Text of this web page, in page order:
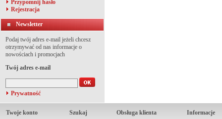
Przypomnij hasło
Rejestracja
Newsletter
Podaj twój adres e-mail jeżeli chcesz
otrzymywać od nas informacje o
nowościach i promocjach
Twój adres e-mail
Prywatność
Twoje konto
Szukaj
Obsługa klienta
Informacje